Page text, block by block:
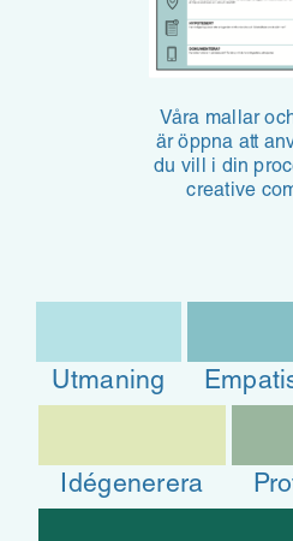
Våra mallar
är öppna att
du vill i din
creative
Utmaning
Idégenerera